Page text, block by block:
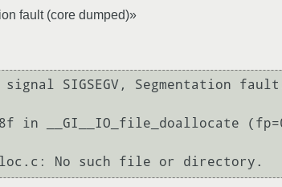
fault (core dumped)»
signal SIGSEGV, Segmentation
in __GI__IO_file_doallocate
No such file or directory.